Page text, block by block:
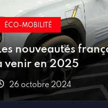
EH7 et EHS7 :
chinoises
avec
inclus
25 octobre 2024